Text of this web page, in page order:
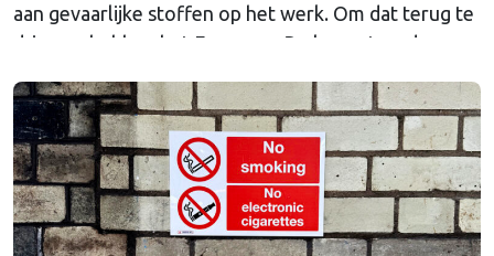
aan gevaarlijke stoffen op het werk. Om dat terug te
dringen, hebben het Europees Parlement en de
chemicaliën die worden gebruikt in onder meer de
batterij-, staal-, chemische en textielindustrie. Voor
het eerst is er ook …Continued